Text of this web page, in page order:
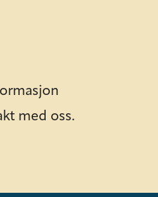
med oss.